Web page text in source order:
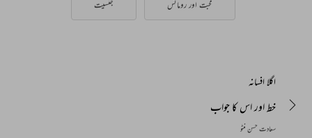
محبت اور رومانس جنسیت
اگلا افسانہ
خط اور اس کا جواب
سعادت حسن منٹو